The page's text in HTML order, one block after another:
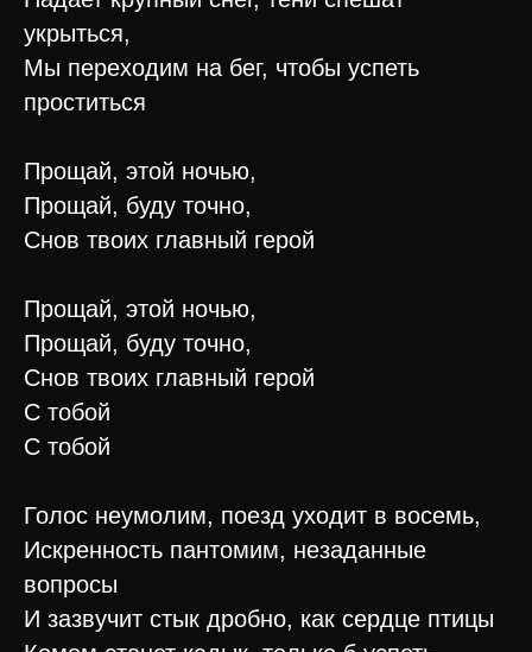
укрыться,
Мы переходим на бег, чтобы успеть
проститься
Прощай, этой ночью,
Прощай, буду точно,
Снов твоих главный герой
Прощай, этой ночью,
Прощай, буду точно,
Снов твоих главный герой
С тобой
С тобой
Голос неумолим, поезд уходит в восемь,
Искренность пантомим, незаданные
вопросы
И зазвучит стык дробно, как сердце птицы